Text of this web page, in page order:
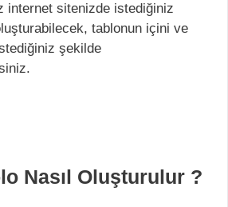
internet sitenizde istediğiniz
tablonun içini ve
şekilde
Nasıl Oluşturulur ?